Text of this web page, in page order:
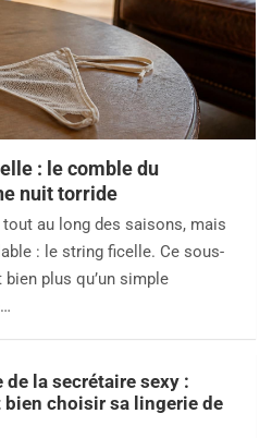
: le comble du
nuit torride
au long des saisons, mais
: le string ficelle. Ce sous-
plus qu’un simple
de la secrétaire sexy :
choisir sa lingerie de